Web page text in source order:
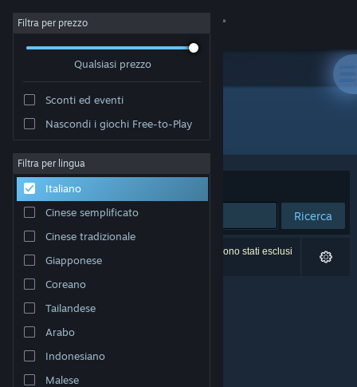
Accedi
Informazioni
Assistenza
Cambia la lingua
Ottieni l'app mobile di Steam
Visualizza il sito web per desktop
Filtra per prezzo
Qualsiasi prezzo
Sconti ed eventi
Nascondi i giochi Free-to-Play
Filtra per lingua
Italiano
Cinese semplificato
Cinese tradizionale
Giapponese
Coreano
Tailandese
Arabo
Indonesiano
Malese
Editore: Alaska
Ordina per Rilevanza
Ricerca
0 risultati corrispondono alla tua ricerca. 2 titoli sono stati esclusi
in base alle tue preferenze.